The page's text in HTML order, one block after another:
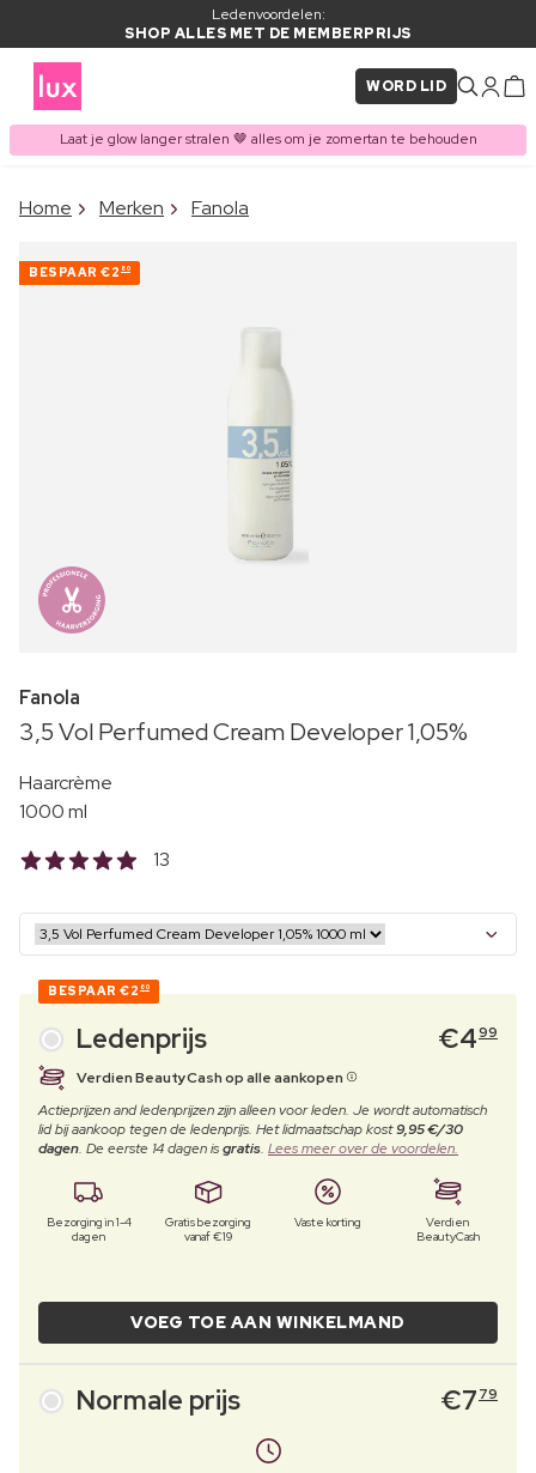
Ledenvoordelen:
SHOP ALLES MET DE MEMBERPRIJS
WORD LID
Laat je glow langer stralen 🤎 alles om je zomertan te behouden
ITEM TOEGEVOEGD AAN
Home Merken Fanola
BESPAAR €2 80
Fanola
3,5 Vol Perfumed Cream Developer 1,05%
Haarcrème
1000 ml
13
BESPAAR €2 80
Ledenprijs €499
Verdien BeautyCash op alle aankopen
Actieprijzen and ledenprijzen zijn alleen voor leden. Je wordt automatisch
lid bij aankoop tegen de ledenprijs. Het lidmaatschap kost9,95 €/30
dagen. De eerste 14 dagen isgratis. Lees meer over de voordelen.
Bezorging in 1-4
dagen
Gratis bezorging
vanaf €19
Vaste korting
Verdien
BeautyCash
VOEG TOE AAN WINKELMAND
Normale prijs €7 79